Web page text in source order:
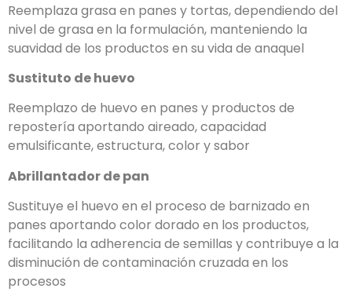
Reemplaza grasa en panes y tortas, dependiendo del
nivel de grasa en la formulación, manteniendo la
suavidad de los productos en su vida de anaquel
Sustituto de huevo
Reemplazo de huevo en panes y productos de
repostería aportando aireado, capacidad
emulsificante, estructura, color y sabor
Abrillantador de pan
Sustituye el huevo en el proceso de barnizado en
panes aportando color dorado en los productos,
facilitando la adherencia de semillas y contribuye a la
disminución de contaminación cruzada en los
procesos